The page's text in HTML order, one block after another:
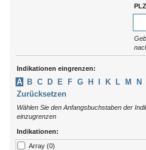
Indikationen eingrenzen:
A B C D E F G H K L M N
Zurücksetzen
Wählen Sie den Anfangsbuchstaben der
einzugrenzen
Indikationen:
Array (0)